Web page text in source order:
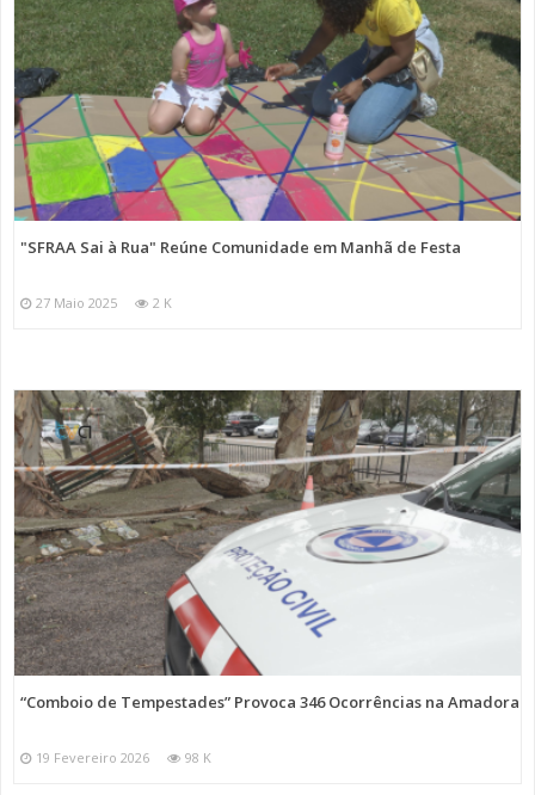
"SFRAA Sai à Rua" Reúne Comunidade em Manhã de Festa
27 Maio 2025 2 K
“Comboio de Tempestades” Provoca 346 Ocorrências na Amadora
19 Fevereiro 2026 98 K